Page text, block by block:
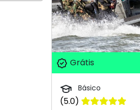
Grátis
Básico
(5.0)